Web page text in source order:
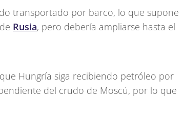
transportado por barco, lo que supone
Rusia, pero debería ampliarse hasta el
Hungría siga recibiendo petróleo por
del crudo de Moscú, por lo que